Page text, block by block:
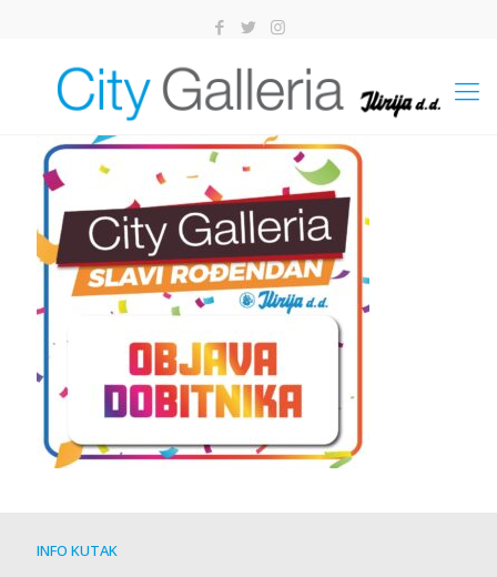
INFO KUTAK